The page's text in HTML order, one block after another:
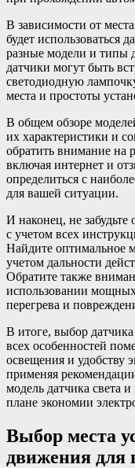
В зависимости от
будет использоваться
разные модели и типы
датчики могут быть
светодиодную
места и простоты
В общем обзоре
их характеристики и
обратить внимание на
включая интернет и
определиться с
для вашей ситуации.
И наконец, не
с учетом всех
Найдите оптимальное
учетом дальности
Обратите также
использовании
перегрева и
В итоге, выбор
всех особенностей
освещения и удобству
применяя
модель датчика света
плане экономии
Выбор места
движения для